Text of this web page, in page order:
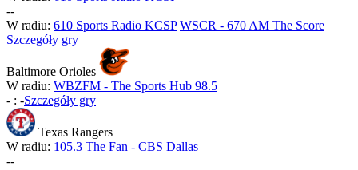
--
W radiu: 610 Sports Radio KCSP WSCR - 670 AM The Score
Szczegóły gry
Baltimore Orioles
W radiu: WBZFM - The Sports Hub 98.5
- : -Szczegóły gry
Texas Rangers
W radiu: 105.3 The Fan - CBS Dallas
--